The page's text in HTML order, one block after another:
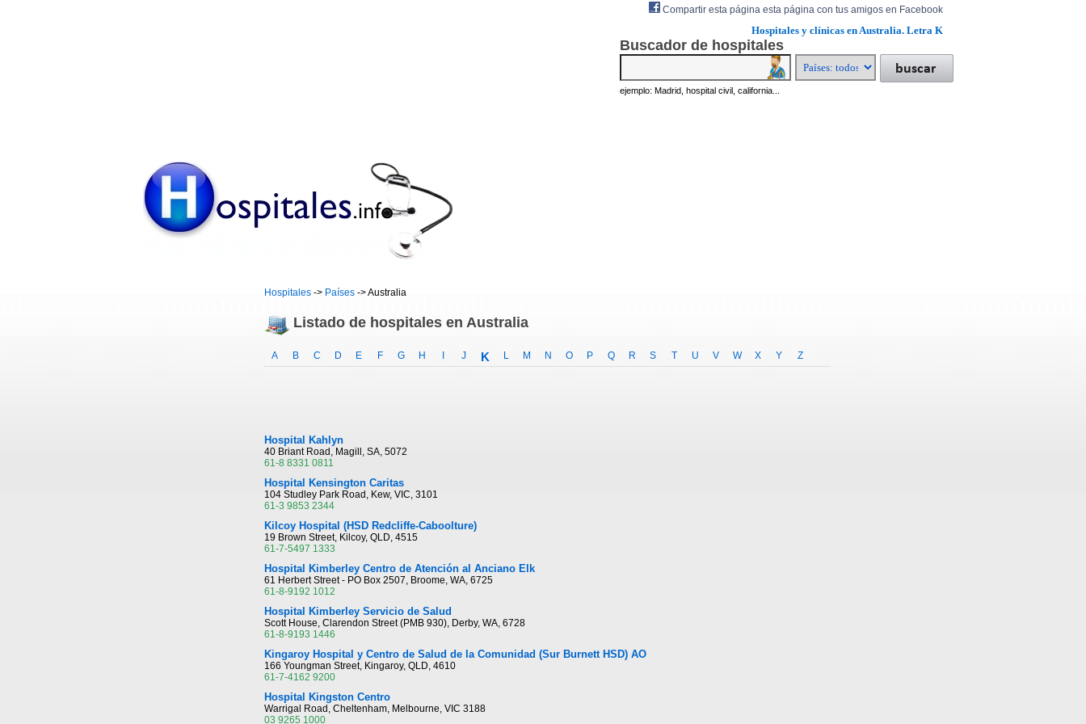
Hospitales y clínicas en Australia. Letra K
Buscador de hospitales
ejemplo: Madrid, hospital civil, california...
Hospitales -> Países -> Australia
Listado de hospitales en Australia
A B C D E F G H J K L M N O P Q R S T U V W X Y Z
Hospital Kahlyn
40 Briant Road, Magill, SA, 5072
61-8 8331 0811
Hospital Kensington Caritas
104 Studley Park Road, Kew, VIC, 3101
61-3 9853 2344
Kilcoy Hospital (HSD Redcliffe-Caboolture)
19 Brown Street, Kilcoy, QLD, 4515
61-7-5497 1333
Hospital Kimberley Centro de Atención al Anciano Elk
61 Herbert Street - PO Box 2507, Broome, WA, 6725
61-8-9192 1012
Hospital Kimberley Servicio de Salud
Scott House, Clarendon Street (PMB 930), Derby, WA, 6728
61-8-9193 1446
Kingaroy Hospital y Centro de Salud de la Comunidad (Sur Burnett HSD) AO
166 Youngman Street, Kingaroy, QLD, 4610
61-7-4162 9200
Hospital Kingston Centro
Warrigal Road, Cheltenham, Melbourne, VIC 3188
03 9265 1000
Compartir esta página esta página con tus amigos en Facebook